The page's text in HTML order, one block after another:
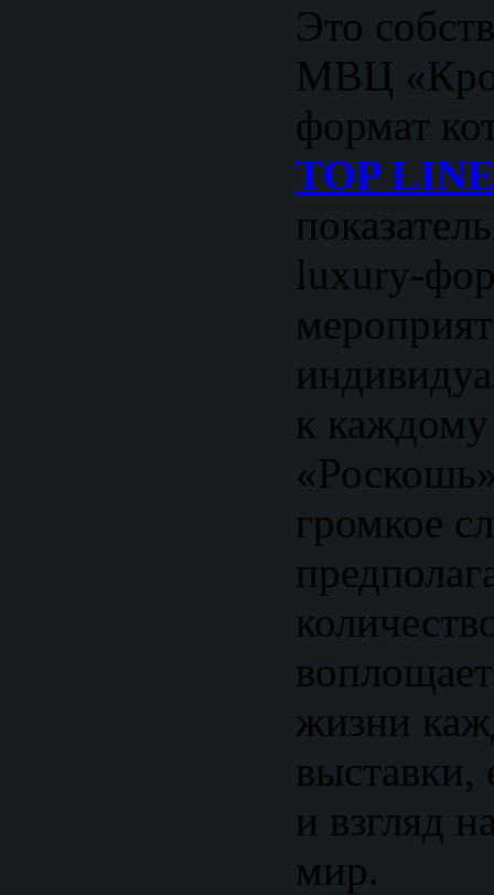
Это
МВЦ
формат
TOP
luxury-
к
громкое
жизни
выставки,
и взгляд
мир.